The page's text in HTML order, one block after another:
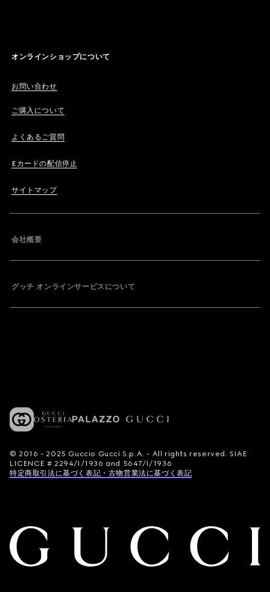
オンラインショップについて
お問い合わせ
ご購入について
よくあるご質問
Eカードの配信停止
サイトマップ
会社概要
グッチ オンラインサービスについて
© 2016 - 2025 Guccio Gucci S.p.A. - All rights reserved. SIAE
LICENCE # 2294/I/1936 and 5647/I/1936
特定商取引法に基づく表記・古物営業法に基づく表記